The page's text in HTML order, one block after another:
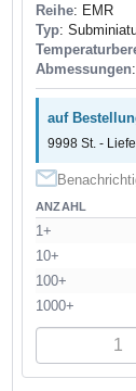
Reihe: EMR
Typ:
Abmessungen
auf
9998 St. -
ANZAHL
1+
10+
100+
1000+